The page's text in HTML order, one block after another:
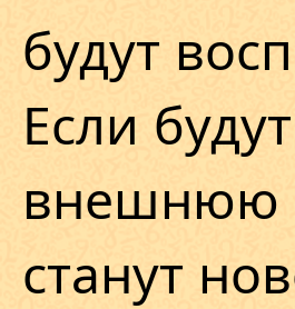
будут
Если
внешнюю
станут